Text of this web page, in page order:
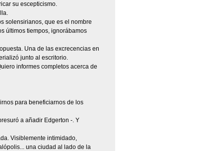
su escepticismo.
solensirianos, que es el nombre
últimos tiempos, ignorábamos
Una de las excrecencias en
junto al escritorio.
informes completos acerca de
para beneficiarnos de los
a añadir Edgerton -. Y
Visiblemente intimidado,
una ciudad al lado de la